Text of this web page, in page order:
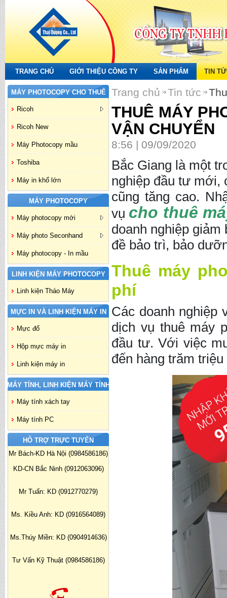
TRANG CHỦ GIỚI THIỆU CÔNG TY SẢN PHẨM TIN
MÁY PHOTOCOPY CHO THUÊ
Ricoh
Ricoh New
Máy Photocopy mầu
Toshiba
Máy in khổ lớn
MÁY PHOTOCOPY
Máy photocopy mới
Máy photo Seconhand
Máy photocopy - In mầu
LINH KIỆN MÁY PHOTOCOPY
Linh kiện Tháo Máy
MỰC IN VÀ LINH KIỆN MÁY IN
Mực đổ
Hộp mực máy in
Linh kiện máy in
MÁY TÍNH, LINH KIỆN MÁY TÍNH
Máy tính xách tay
Máy tính PC
HỖ TRỢ TRỰC TUYẾN
Mr Bách-KD Hà Nội (0984586186)
KD-CN Bắc Ninh (0912063096)
Mr Tuấn: KD (0912770279)
Ms. Kiều Anh: KD (0916564089)
Ms.Thúy Miền: KD (0904914636)
Tư Vấn Kỹ Thuật (0984586186)
Trang chủ Tin tức
THUÊ MÁY
VẬN CHUYỂN
8:56 | 09/09/2020
Bắc Giang là một
nghiệp đầu tư mới,
cũng tăng cao.
vụ cho thuê
doanh nghiệp
đề bảo trì, bảo
Thuê máy
phí
Các doanh nghiệp
dịch vụ thuê máy
đầu tư. Với việc
đến hàng trăm